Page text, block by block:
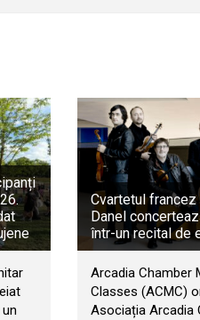
Cvartetul francez
Danel
într-un recital de
Arcadia Chamber
Classes (ACMC)
Asociația Arcadia